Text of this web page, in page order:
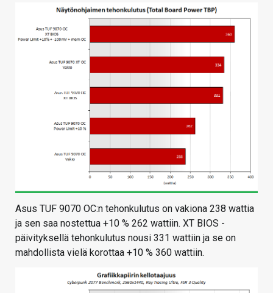
Asus TUF 9070 OC:n tehonkulutus on vakiona 238 wattia
ja sen saa nostettua +10 % 262 wattiin. XT BIOS -
päivityksellä tehonkulutus nousi 331 wattiin ja se on
mahdollista vielä korottaa +10 % 360 wattiin.